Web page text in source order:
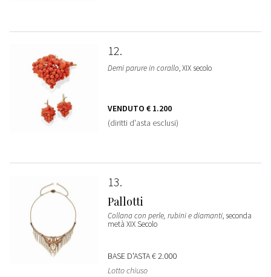
12
Demi parure in corallo, XIX secolo
VENDUTO € 1.200
(diritti d'asta esclusi)
13
Pallotti
Collana con perle, rubini e diamanti, seconda
metà XIX Secolo
BASE D'ASTA€ 2.000
Lotto chiuso